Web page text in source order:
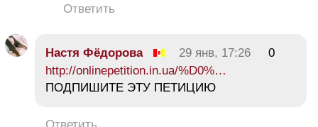
Ответить
Настя Фёдорова 29 янв, 17:26
0
http://onlinepetition.in.ua/%D0%…
ПОДПИШИТЕ ЭТУ ПЕТИЦИЮ